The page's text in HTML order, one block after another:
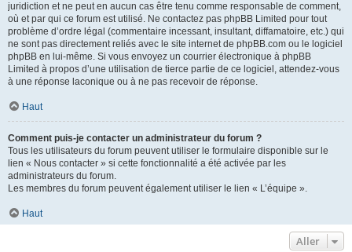
juridiction et ne peut en aucun cas être tenu comme responsable de comment,
où et par qui ce forum est utilisé. Ne contactez pas phpBB Limited pour tout
problème d’ordre légal (commentaire incessant, insultant, diffamatoire, etc.) qui
ne sont pas directement reliés avec le site internet de phpBB.com ou le logiciel
phpBB en lui-même. Si vous envoyez un courrier électronique à phpBB
Limited à propos d’une utilisation de tierce partie de ce logiciel, attendez-vous
à une réponse laconique ou à ne pas recevoir de réponse.
Haut
Comment puis-je contacter un administrateur du forum ?
Tous les utilisateurs du forum peuvent utiliser le formulaire disponible sur le
lien « Nous contacter » si cette fonctionnalité a été activée par les
administrateurs du forum.
Les membres du forum peuvent également utiliser le lien « L’équipe ».
Haut
Aller